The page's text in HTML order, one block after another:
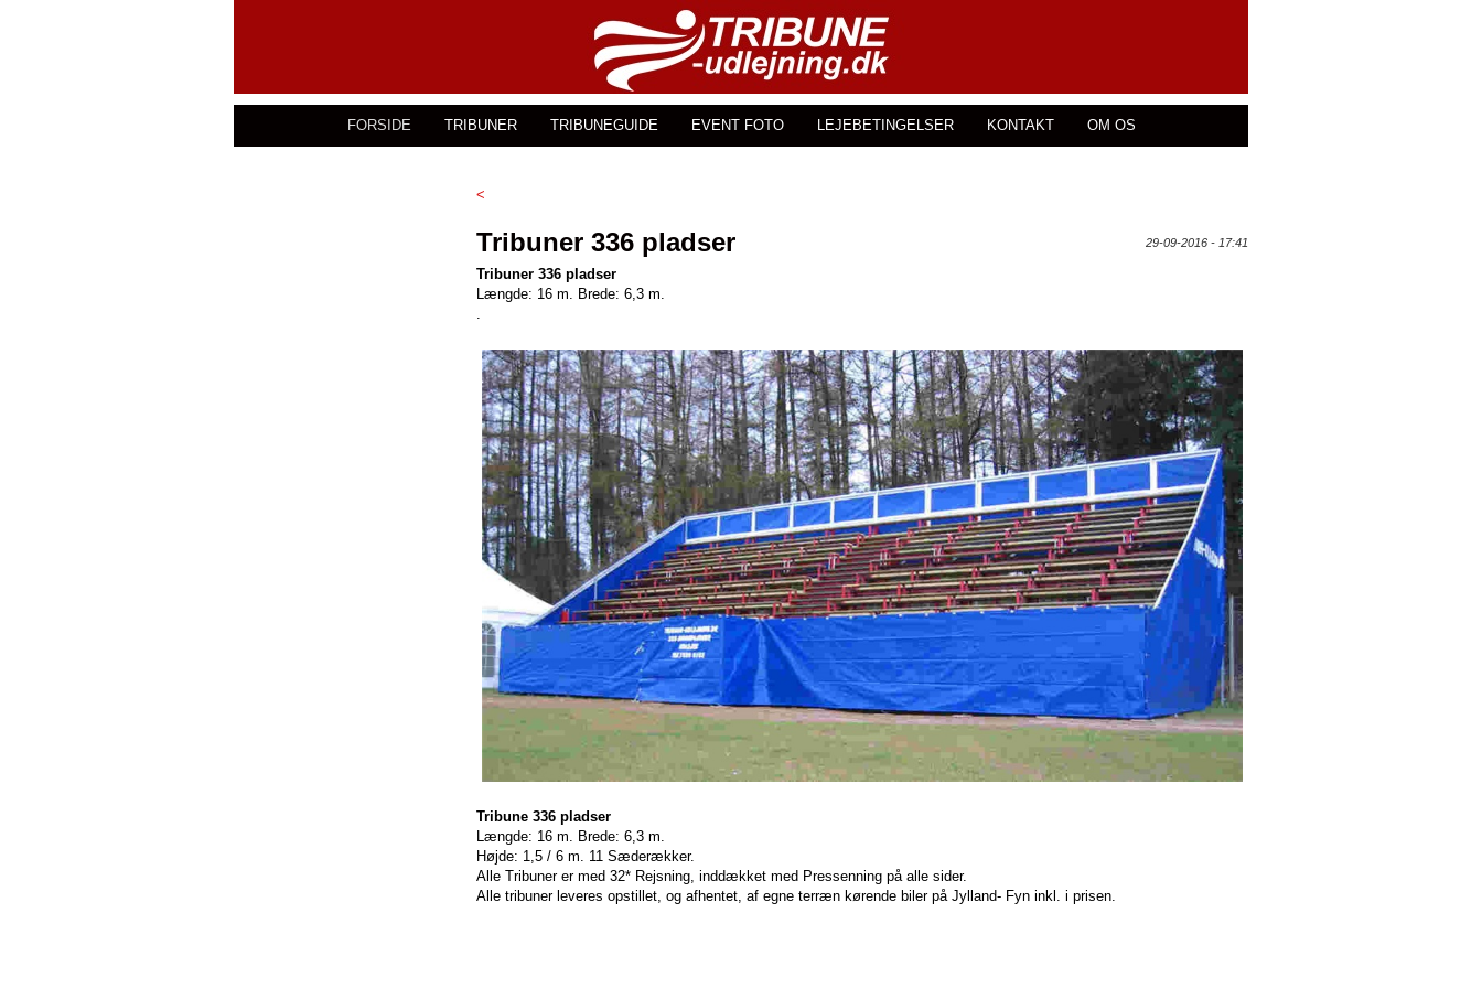
FORSIDE TRIBUNER TRIBUNEGUIDE EVENT FOTO LEJEBETINGELSER KONTAKT OM OS
<
Tribuner 336 pladser 29-09-2016 - 17:41
Tribuner 336 pladser
Længde: 16 m. Brede: 6,3 m.
.
Tribune 336 pladser
Længde: 16 m. Brede: 6,3 m.
Højde: 1,5 / 6 m. 11 Sæderækker.
Alle Tribuner er med 32* Rejsning, inddækket med Pressenning på alle sider.
Alle tribuner leveres opstillet, og afhentet, af egne terræn kørende biler på Jylland- Fyn inkl. i prisen.